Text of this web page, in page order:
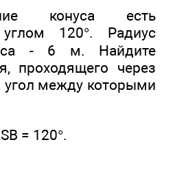
конуса есть
120°. Радиус
- 6 м. Найдите
проходящего через
между которыми
= 120°.